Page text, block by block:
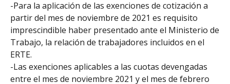
-Para la aplicación de las exenciones de cotización a
partir del mes de noviembre de 2021 es requisito
imprescindible haber presentado ante el Ministerio de
Trabajo, la relación de trabajadores incluidos en el
ERTE.
-Las exenciones aplicables a las cuotas devengadas
entre el mes de noviembre 2021 y el mes de febrero